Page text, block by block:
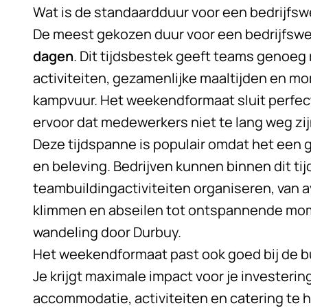
Wat is de standaardduur voor een
De meest gekozen duur voor een
dagen. Dit tijdsbestek geeft teams
activiteiten, gezamenlijke maaltijden en
kampvuur. Het weekendformaat sluit
ervoor dat medewerkers niet te lang weg
Deze tijdspanne is populair omdat het
en beleving. Bedrijven kunnen binnen dit
teambuildingactiviteiten organiseren, van
klimmen en abseilen tot ontspannende
wandeling door Durbuy.
Het weekendformaat past ook goed bij de
Je krijgt maximale impact voor je
accommodatie, activiteiten en catering te